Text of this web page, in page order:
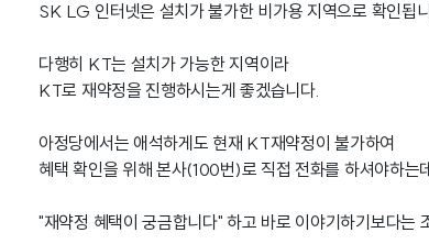
SK LG 인터넷은 설치가 불가한 비가용 지역으로 확인됩
다행히 KT는 설치가 가능한 지역이라
KT로 재약정을 진행하시는게 좋겠습니다.
아정당에서는 애석하게도 현재 KT재약정이 불가하여
혜택 확인을 위해 본사(100번)로 직접 전화를 하셔야하는
"재약정 혜택이 궁금합니다" 하고 바로 이야기하기보다는